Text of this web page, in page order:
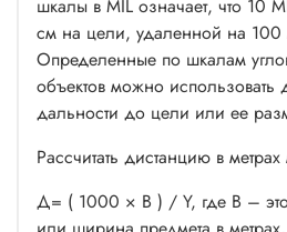
шкалы в MIL означает, что 10
см на цели, удаленной на 100
Определенные по шкалам
объектов можно использовать
дальности до цели или ее
Рассчитать дистанцию в
Д= ( 1000 × В ) / Y, где В – это